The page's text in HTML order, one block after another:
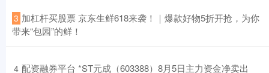
3 ​加杠杆买股票 京东生鲜618来袭！｜爆款好物5折开抢，为你
带来“包园”的鲜！
4 ​配资融券平台 *ST元成（603388）8月5日主力资金净卖出